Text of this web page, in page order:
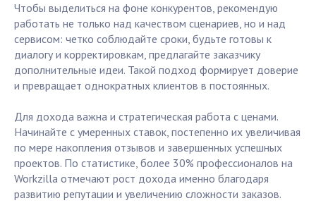
Чтобы выделиться на фоне конкурентов, рекомендую
работать не только над качеством сценариев, но и над
сервисом: четко соблюдайте сроки, будьте готовы к
диалогу и корректировкам, предлагайте заказчику
дополнительные идеи. Такой подход формирует доверие
и превращает однократных клиентов в постоянных.
Для дохода важна и стратегическая работа с ценами.
Начинайте с умеренных ставок, постепенно их увеличивая
по мере накопления отзывов и завершенных успешных
проектов. По статистике, более 30% профессионалов на
Workzilla отмечают рост дохода именно благодаря
развитию репутации и увеличению сложности заказов.